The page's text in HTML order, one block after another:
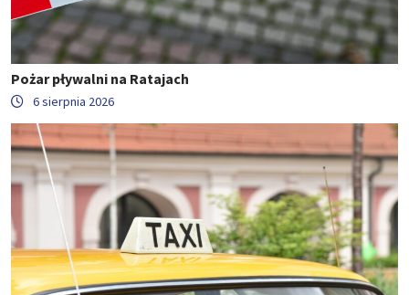
Pożar pływalni na Ratajach
6 sierpnia 2026